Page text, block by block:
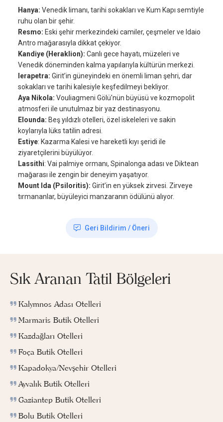
Hanya: Venedik limanı, tarihi sokakları ve Kum Kapı semtiyle
ruhu olan bir şehir.
Resmo: Eski şehir merkezindeki camiler, çeşmeler ve Idaio
Antro mağarasıyla dikkat çekiyor.
Kandiye (Heraklion): Canlı gece hayatı, müzeleri ve
Venedik döneminden kalma yapılarıyla kültürün merkezi.
Ierapetra: Girit’in güneyindeki en önemli liman şehri, dar
sokakları ve tarihi kalesiyle keşfedilmeyi bekliyor.
Aya Nikola: Vouliagmeni Gölü'nün büyüsü ve kozmopolit
atmosferi ile unutulmaz bir yaz destinasyonu.
Elounda: Beş yıldızlı otelleri, özel iskeleleri ve sakin
koylarıyla lüks tatilin adresi.
Estiye: Kazarma Kalesi ve hareketli kıyı şeridi ile
ziyaretçilerini büyülüyor.
Lassithi: Vai palmiye ormanı, Spinalonga adası ve Diktean
mağarası ile zengin bir deneyim yaşatıyor.
Mount Ida (Psiloritis): Girit’in en yüksek zirvesi. Zirveye
tırmananlar, büyüleyici manzaranın ödülünü alıyor.
Geri Bildirim / Öneri
Sık Aranan Tatil Bölgeleri
Kalymnos Adası Otelleri
Marmaris Butik Otelleri
Kazdağları Otelleri
Foça Butik Otelleri
Kapadokya/Nevşehir Otelleri
Ayvalık Butik Otelleri
Gaziantep Butik Otelleri
Bolu Butik Otelleri